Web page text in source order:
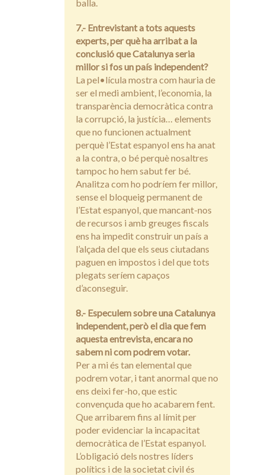
balla.
7.- Entrevistant a tots aquests
experts, per què ha arribat a la
conclusió que Catalunya seria
millor si fos un país independent?
La pel•lícula mostra com hauria de
ser el medi ambient, l’economia, la
transparència democràtica contra
la corrupció, la justícia… elements
que no funcionen actualment
perquè l’Estat espanyol ens ha anat
a la contra, o bé perquè nosaltres
tampoc ho hem sabut fer bé.
Analitza com ho podríem fer millor,
sense el bloqueig permanent de
l’Estat espanyol, que mancant-nos
de recursos i amb greuges fiscals
ens ha impedit construir un país a
l’alçada del que els seus ciutadans
paguen en impostos i del que tots
plegats seríem capaços
d’aconseguir.
8.- Especulem sobre una Catalunya
independent, però el dia que fem
aquesta entrevista, encara no
sabem ni com podrem votar.
Per a mi és tan elemental que
podrem votar, i tant anormal que no
ens deixi fer-ho, que estic
convençuda que ho acabarem fent.
Que arribarem fins al límit per
poder evidenciar la incapacitat
democràtica de l’Estat espanyol.
L’obligació dels nostres líders
polítics i de la societat civil és